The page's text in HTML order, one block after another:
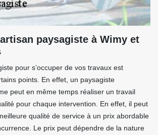
paysagiste à Wimy et
pour s’occuper de vos travaux est
points. En effet, un paysagiste
peut en même temps réaliser un travail
pour chaque intervention. En effet, il peut
qualité de service à un prix abordable
Le prix peut dépendre de la nature